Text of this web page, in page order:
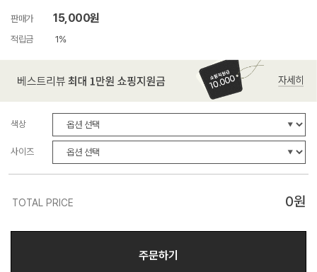
판매가 15,000원
적립금 1%
색상
사이즈
TOTAL PRICE 0원
주문하기